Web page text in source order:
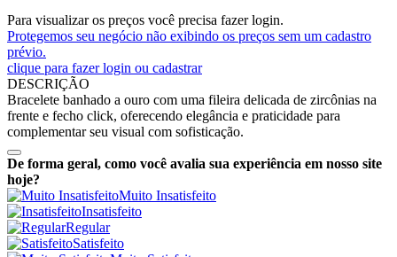
Para visualizar os preços você precisa fazer login.
Protegemos seu negócio não exibindo os preços sem um cadastro
prévio.
clique para fazer login ou cadastrar
DESCRIÇÃO
Bracelete banhado a ouro com uma fileira delicada de zircônias na
frente e fecho click, oferecendo elegância e praticidade para
complementar seu visual com sofisticação.
De forma geral, como você avalia sua experiência em nosso site
hoje?
Muito Insatisfeito
Insatisfeito
Regular
Satisfeito